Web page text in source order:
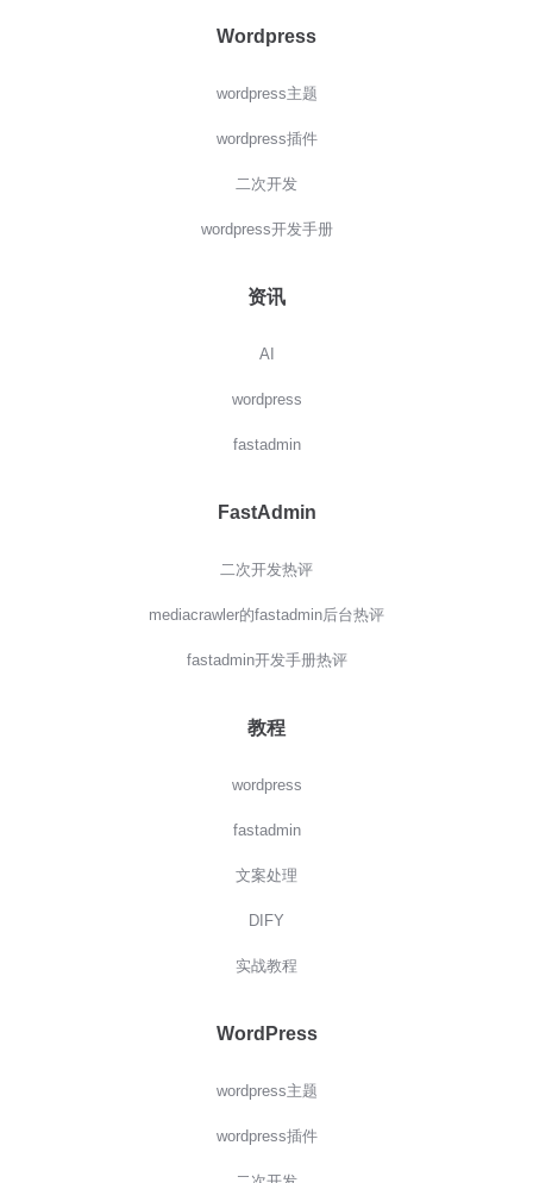
Wordpress
wordpress主题
wordpress插件
二次开发
wordpress开发手册
资讯
AI
wordpress
fastadmin
FastAdmin
二次开发热评
mediacrawler的fastadmin后台热评
fastadmin开发手册热评
教程
wordpress
fastadmin
文案处理
DIFY
实战教程
WordPress
wordpress主题
wordpress插件